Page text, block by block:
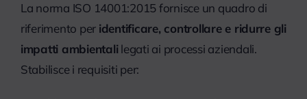
La norma ISO 14001:2015 fornisce un quadro di
riferimento per identificare, controllare e ridurre gli
impatti ambientalilegati ai processi aziendali.
Stabilisce i requisiti per: